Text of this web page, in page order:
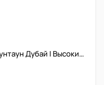
Частный бассейн | Вид на Даунтаун Дубай | Высокий этаж